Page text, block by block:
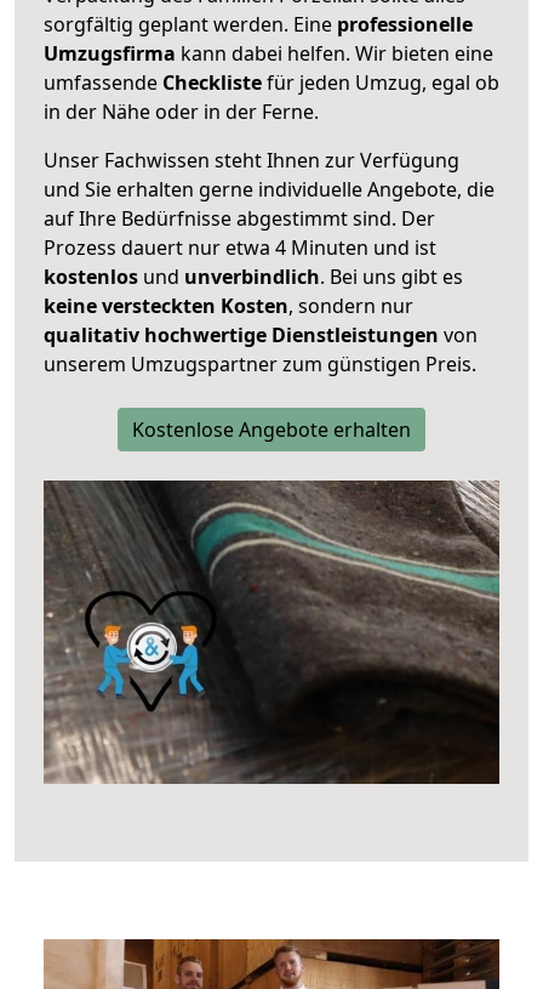
sorgfältig geplant werden. Eine professionelle
Umzugsfirma kann dabei helfen. Wir bieten eine
umfassende Checklistefür jeden Umzug, egal ob
in der Nähe oder in der Ferne.
Unser Fachwissen steht Ihnen zur Verfügung
und Sie erhalten gerne individuelle Angebote, die
auf Ihre Bedürfnisse abgestimmt sind. Der
Prozess dauert nur etwa 4 Minuten und ist
kostenlos und unverbindlich. Bei uns gibt es
keine versteckten Kosten, sondern nur
qualitativ hochwertige Dienstleistungen von
unserem Umzugspartner zum günstigen Preis.
Kostenlose Angebote erhalten